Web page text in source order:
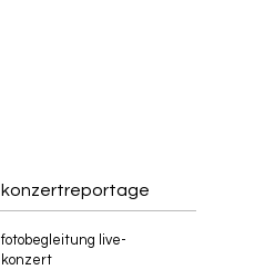
konzertreportage
fotobegleitung live-
konzert